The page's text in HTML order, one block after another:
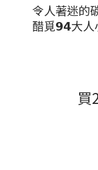
令人著迷的
醋覓𝟵𝟰大人
買